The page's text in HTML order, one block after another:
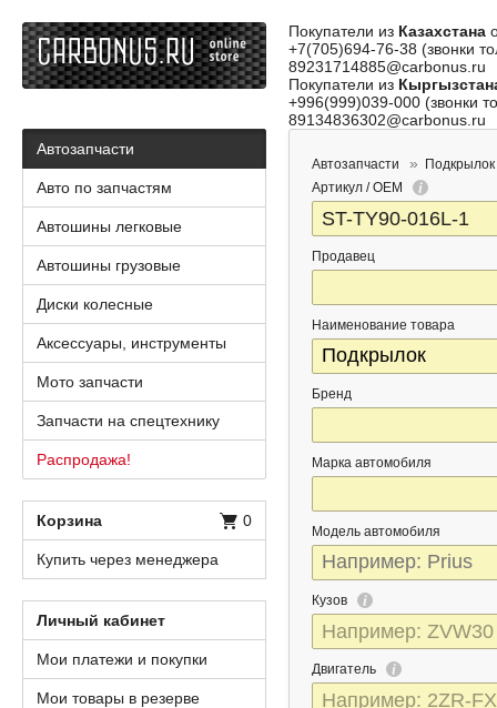
Покупатели из Казахстана
+7(705)694-76-38 (звонки
89231714885@carbonus.ru
Покупатели из
+996(999)039-000 (звонки
89134836302@carbonus.ru
Автозапчасти
Подкрылок
Артикул / OEM
Продавец
Наименование товара
Бренд
Марка автомобиля
Модель автомобиля
Кузов
Двигатель
Автозапчасти
Авто по запчастям
Автошины легковые
Автошины грузовые
Диски колесные
Аксессуары, инструменты
Мото запчасти
Запчасти на спецтехнику
Распродажа!
Корзина 0
Купить через менеджера
Личный кабинет
Мои платежи и покупки
Мои товары в резерве